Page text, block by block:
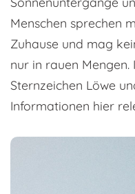
Menschen sprechen
Zuhause und mag
nur in rauen
Sternzeichen Löwe
Informationen hier